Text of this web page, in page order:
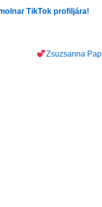
TikTok profiljára!
NextZsuzsanna Pap